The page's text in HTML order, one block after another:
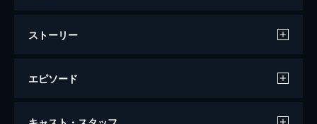
ストーリー
エピソード
チャーリー：ザ・モンスター